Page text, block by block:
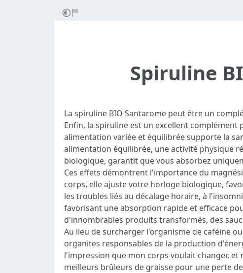
Spiruline
La spiruline BIO Santarome peut être un
Enfin, la spiruline est un excellent
alimentation variée et équilibrée supporte la
alimentation équilibrée, une activité physique
biologique, garantit que vous absorbez
Ces effets démontrent l'importance du
corps, elle ajuste votre horloge biologique,
les troubles liés au décalage horaire, à
favorisant une absorption rapide et efficace
d'innombrables produits transformés, des
Au lieu de surcharger l'organisme de caféine
organites responsables de la production
l'impression que mon corps voulait changer,
meilleurs brûleurs de graisse pour une perte